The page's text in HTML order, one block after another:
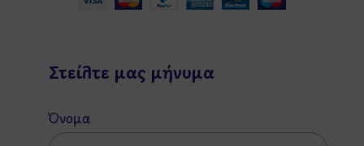
Στείλτε μας μήνυμα
Όνομα